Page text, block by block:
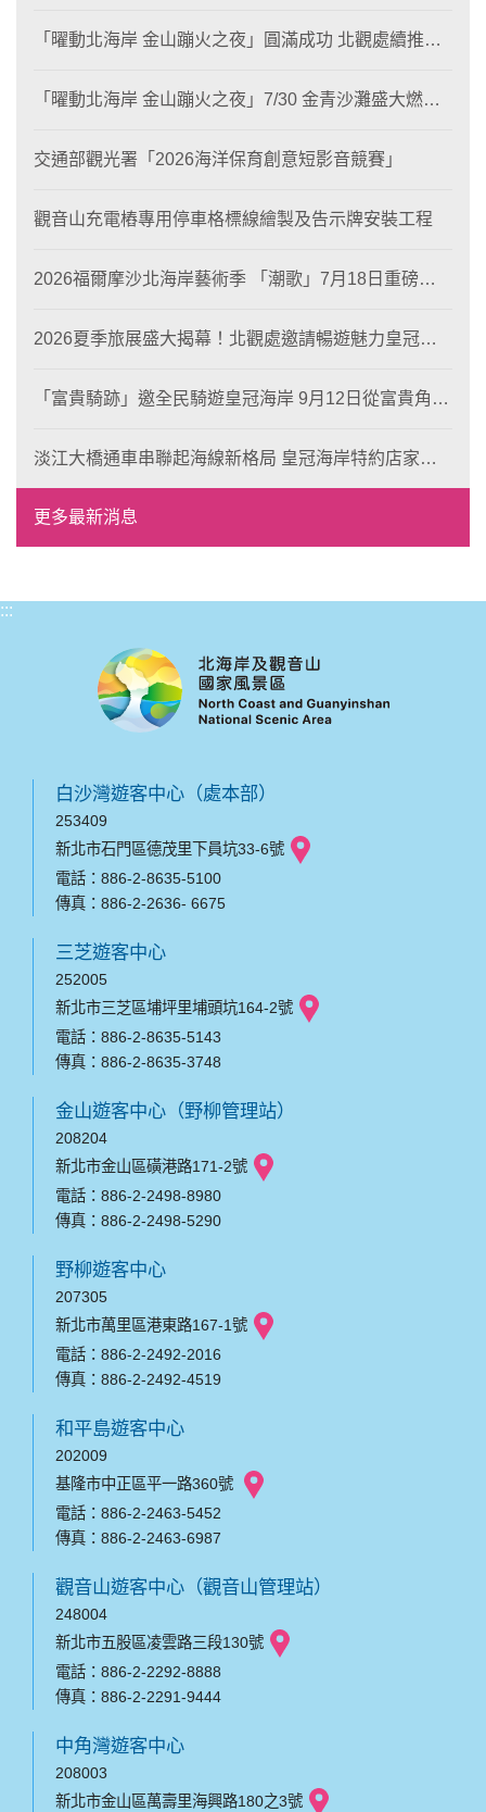
「曜動北海岸 金山蹦火之夜」圓滿成功 北觀處續推照
「曜動北海岸 金山蹦火之夜」7/30 金青沙灘盛大燃
交通部觀光署「2026海洋保育創意短影音競賽」
觀音山充電樁專用停車格標線繪製及告示牌安裝工程
2026福爾摩沙北海岸藝術季 「潮歌」7月18日重磅登
2026夏季旅展盛大揭幕！北觀處邀請暢遊魅力皇冠海
「富貴騎跡」邀全民騎遊皇冠海岸 9月12日從富貴角出
淡江大橋通車串聯起海線新格局 皇冠海岸特約店家、
風格形塑即日起開放報名
更多最新消息
:::
白沙灣遊客中心（處本部）
253409
新北市石門區德茂里下員坑33-6號
電話：886-2-8635-5100
傳真：886-2-2636- 6675
三芝遊客中心
252005
新北市三芝區埔坪里埔頭坑164-2號
電話：886-2-8635-5143
傳真：886-2-8635-3748
金山遊客中心（野柳管理站）
208204
新北市金山區磺港路171-2號
電話：886-2-2498-8980
傳真：886-2-2498-5290
野柳遊客中心
207305
新北市萬里區港東路167-1號
電話：886-2-2492-2016
傳真：886-2-2492-4519
和平島遊客中心
202009
基隆市中正區平一路360號
電話：886-2-2463-5452
傳真：886-2-2463-6987
觀音山遊客中心（觀音山管理站）
248004
新北市五股區凌雲路三段130號
電話：886-2-2292-8888
傳真：886-2-2291-9444
中角灣遊客中心
208003
新北市金山區萬壽里海興路180之3號